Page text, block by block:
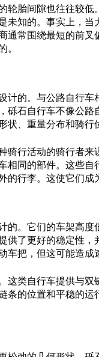
轮胎间隙也往往较
未知的。事实上，
通常围绕最短的前
。
计的。与公路自行
砾石自行车不像公
、重量分布和骑行
骑行活动的骑行者
相同的部件。这些
的行李。这使它们成
的。它们的车架高
供了更好的稳定性
把，但这可能造成
这类自行车提供与
条的位置和平稳的